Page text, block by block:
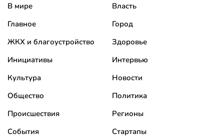
В мире
Власть
Главное
Город
ЖКХ и благоустройство
Здоровье
Инициативы
Интервью
Культура
Новости
Общество
Политика
Происшествия
Регионы
События
Стартапы